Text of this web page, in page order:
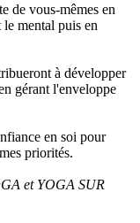
de vous-mêmes en
mental puis en
à développer
gérant l'enveloppe
en soi pour
priorités.
et YOGA SUR